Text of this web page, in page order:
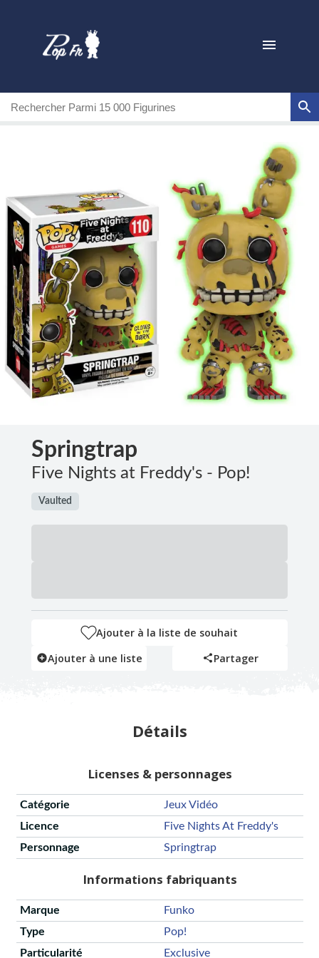
Springtrap
Five Nights at Freddy's - Pop!
Vaulted
Ajouter à la liste de souhait
Ajouter à une liste
Partager
Détails
Licenses & personnages
Catégorie
Jeux Vidéo
Licence
Five Nights At Freddy's
Personnage
Springtrap
Informations fabriquants
Marque
Funko
Type
Pop!
Particularité
Exclusive